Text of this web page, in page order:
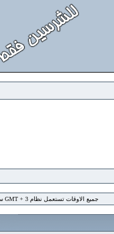
جميع الاوقات تستعمل نظام GMT + 3 ساعة